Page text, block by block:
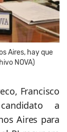
Aires, hay que
NOVA)
Francisco
a
Aires para